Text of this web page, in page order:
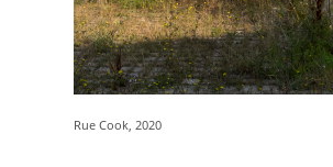
Rue Cook, 2020